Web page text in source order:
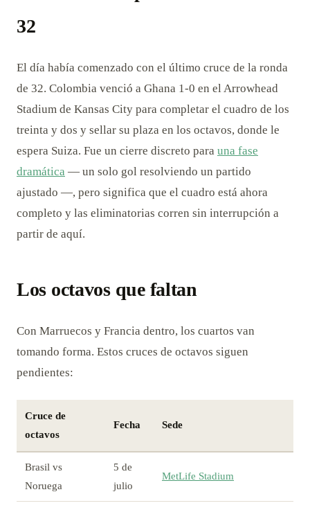
32
El día había comenzado con el último cruce de la ronda
de 32. Colombia venció a Ghana 1-0 en el Arrowhead
Stadium de Kansas City para completar el cuadro de los
treinta y dos y sellar su plaza en los octavos, donde le
espera Suiza. Fue un cierre discreto para una fase
dramática — un solo gol resolviendo un partido
ajustado —, pero significa que el cuadro está ahora
completo y las eliminatorias corren sin interrupción a
partir de aquí.
Los octavos que faltan
Con Marruecos y Francia dentro, los cuartos van
tomando forma. Estos cruces de octavos siguen
pendientes:
Cruce de
octavos
Fecha Sede
Brasil vs
Noruega
5 de
julio
MetLife Stadium